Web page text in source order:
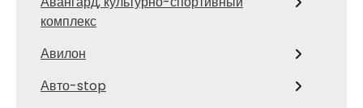
комплекс
Авилон
Авто-stop